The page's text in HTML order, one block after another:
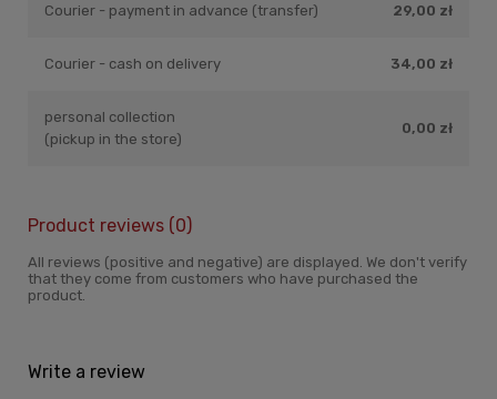
Courier - payment in advance (transfer) 29,00 zł
Courier - cash on delivery 34,00 zł
personal collection
(pickup in the store)
0,00 zł
Product reviews (0)
All reviews (positive and negative) are displayed. We don't verify
that they come from customers who have purchased the
product.
Write a review